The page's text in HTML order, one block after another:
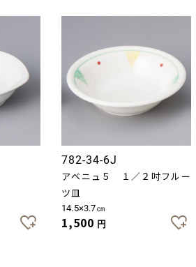
782-34-6J
アベニュ５ １／２吋フルー
ツ皿
14.5×3.7㎝
1,500 円